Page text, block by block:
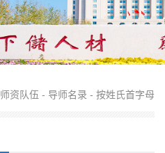
师资队伍 - 导师名录 - 按姓氏首字母